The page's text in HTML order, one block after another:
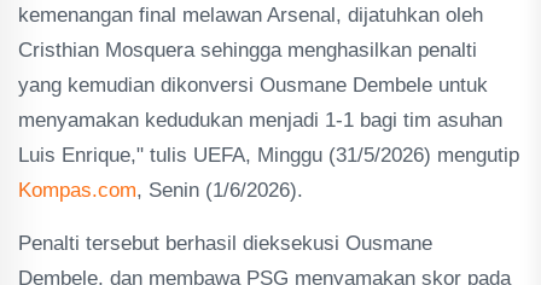
kemenangan final melawan Arsenal, dijatuhkan oleh
Cristhian Mosquera sehingga menghasilkan penalti
yang kemudian dikonversi Ousmane Dembele untuk
menyamakan kedudukan menjadi 1-1 bagi tim asuhan
Luis Enrique," tulis UEFA, Minggu (31/5/2026) mengutip
Kompas.com, Senin (1/6/2026).
Penalti tersebut berhasil dieksekusi Ousmane
Dembele, dan membawa PSG menyamakan skor pada